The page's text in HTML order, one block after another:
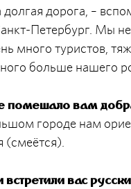
долгая дорога, –
Петербург. Мы
много туристов,
больше нашего
помешало вам
городе нам
(смеётся).
встретили вас